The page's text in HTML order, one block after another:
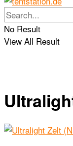
No Result
View All Result